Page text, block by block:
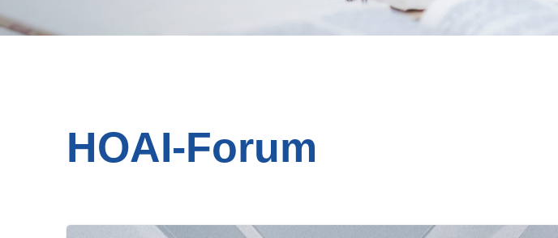
HOAI-Forum